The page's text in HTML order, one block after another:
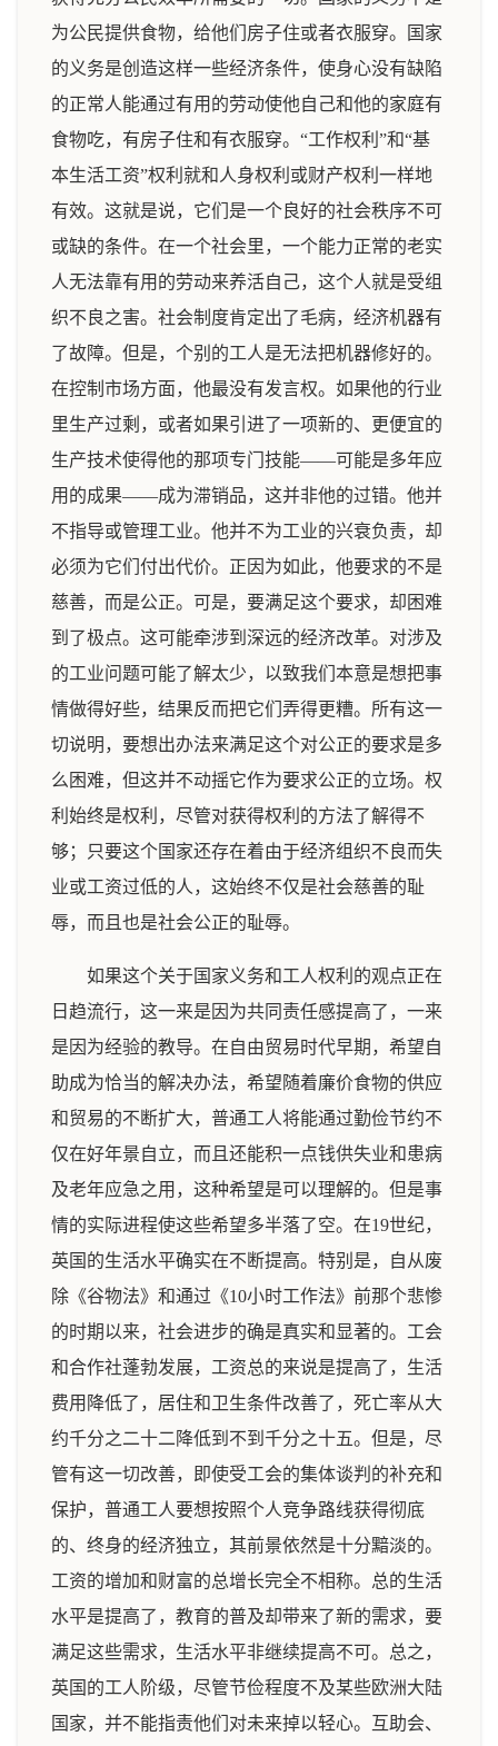
为公民提供食物，给他们房子住或者衣服穿。国家
的义务是创造这样一些经济条件，使身心没有缺陷
的正常人能通过有用的劳动使他自己和他的家庭有
食物吃，有房子住和有衣服穿。“工作权利”和“基
本生活工资”权利就和人身权利或财产权利一样地
有效。这就是说，它们是一个良好的社会秩序不可
或缺的条件。在一个社会里，一个能力正常的老实
人无法靠有用的劳动来养活自己，这个人就是受组
织不良之害。社会制度肯定出了毛病，经济机器有
了故障。但是，个别的工人是无法把机器修好的。
在控制市场方面，他最没有发言权。如果他的行业
里生产过剩，或者如果引进了一项新的、更便宜的
生产技术使得他的那项专门技能——可能是多年应
用的成果——成为滞销品，这并非他的过错。他并
不指导或管理工业。他并不为工业的兴衰负责，却
必须为它们付出代价。正因为如此，他要求的不是
慈善，而是公正。可是，要满足这个要求，却困难
到了极点。这可能牵涉到深远的经济改革。对涉及
的工业问题可能了解太少，以致我们本意是想把事
情做得好些，结果反而把它们弄得更糟。所有这一
切说明，要想出办法来满足这个对公正的要求是多
么困难，但这并不动摇它作为要求公正的立场。权
利始终是权利，尽管对获得权利的方法了解得不
够；只要这个国家还存在着由于经济组织不良而失
业或工资过低的人，这始终不仅是社会慈善的耻
辱，而且也是社会公正的耻辱。
如果这个关于国家义务和工人权利的观点正在
日趋流行，这一来是因为共同责任感提高了，一来
是因为经验的教导。在自由贸易时代早期，希望自
助成为恰当的解决办法，希望随着廉价食物的供应
和贸易的不断扩大，普通工人将能通过勤俭节约不
仅在好年景自立，而且还能积一点钱供失业和患病
及老年应急之用，这种希望是可以理解的。但是事
情的实际进程使这些希望多半落了空。在19世纪，
英国的生活水平确实在不断提高。特别是，自从废
除《谷物法》和通过《10小时工作法》前那个悲惨
的时期以来，社会进步的确是真实和显著的。工会
和合作社蓬勃发展，工资总的来说是提高了，生活
费用降低了，居住和卫生条件改善了，死亡率从大
约千分之二十二降低到不到千分之十五。但是，尽
管有这一切改善，即使受工会的集体谈判的补充和
保护，普通工人要想按照个人竞争路线获得彻底
的、终身的经济独立，其前景依然是十分黯淡的。
工资的增加和财富的总增长完全不相称。总的生活
水平是提高了，教育的普及却带来了新的需求，要
满足这些需求，生活水平非继续提高不可。总之，
英国的工人阶级，尽管节俭程度不及某些欧洲大陆
国家，并不能指责他们对未来掉以轻心。互助会、